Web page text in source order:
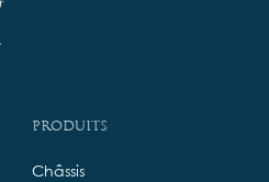
Produits
Châssis